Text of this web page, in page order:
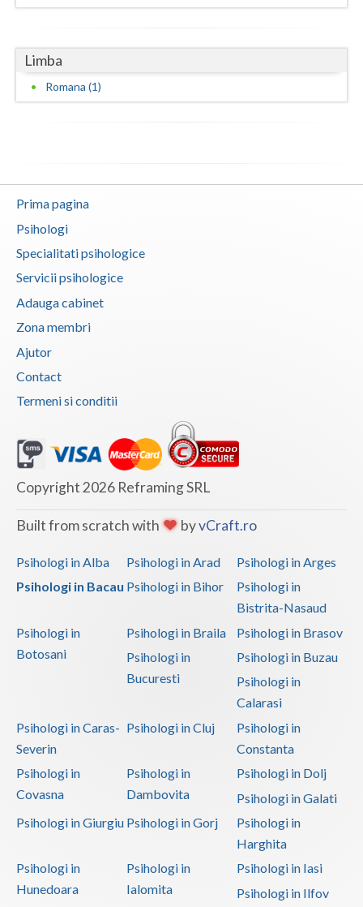
Limba
Romana (1)
Prima pagina
Psihologi
Specialitati psihologice
Servicii psihologice
Adauga cabinet
Zona membri
Ajutor
Contact
Termeni si conditii
Copyright 2026 Reframing SRL
Built from scratch with byvCraft.ro
Psihologi in Alba Psihologi in Arad
Psihologi in Arges
Psihologi in Bacau Psihologi in Bihor
Psihologi in
Bistrita-Nasaud
Psihologi in
Botosani
Psihologi in Braila
Psihologi in Brasov
Psihologi in
Bucuresti
Psihologi in Buzau
Psihologi in
Calarasi
Psihologi in Caras-
Severin
Psihologi in Cluj
Psihologi in
Constanta
Psihologi in
Covasna
Psihologi in
Dambovita
Psihologi in Dolj
Psihologi in Galati
Psihologi in Giurgiu Psihologi in Gorj
Psihologi in
Harghita
Psihologi in
Hunedoara
Psihologi in
Ialomita
Psihologi in Iasi
Psihologi in Ilfov